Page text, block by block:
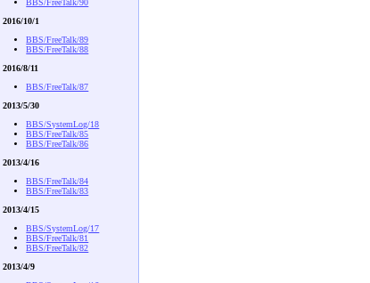
2016/10/1
BBS/FreeTalk/89
BBS/FreeTalk/88
2016/8/11
BBS/FreeTalk/87
2013/5/30
BBS/SystemLog/18
BBS/FreeTalk/85
BBS/FreeTalk/86
2013/4/16
BBS/FreeTalk/84
BBS/FreeTalk/83
2013/4/15
BBS/SystemLog/17
BBS/FreeTalk/81
BBS/FreeTalk/82
2013/4/9